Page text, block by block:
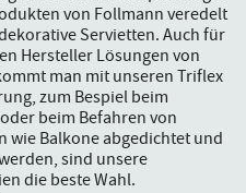
von Follmann veredelt
Servietten. Auch für
Hersteller Lösungen von
man mit unseren Triflex
zum Bespiel beim
beim Befahren von
wie Balkone abgedichtet und
sind unsere
die beste Wahl.